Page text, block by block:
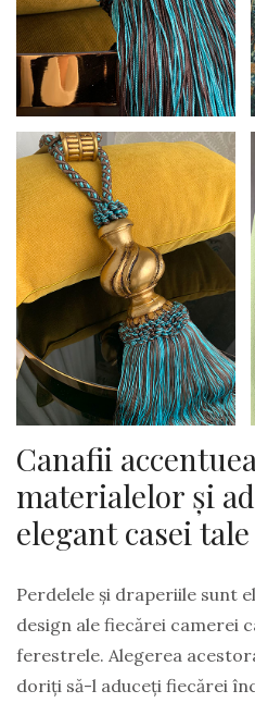
Canafii
materialelor și
elegant casei tale
Perdelele și draperiile sunt
design ale fiecărei camerei
ferestrele. Alegerea
doriți să-l aduceți fiecărei